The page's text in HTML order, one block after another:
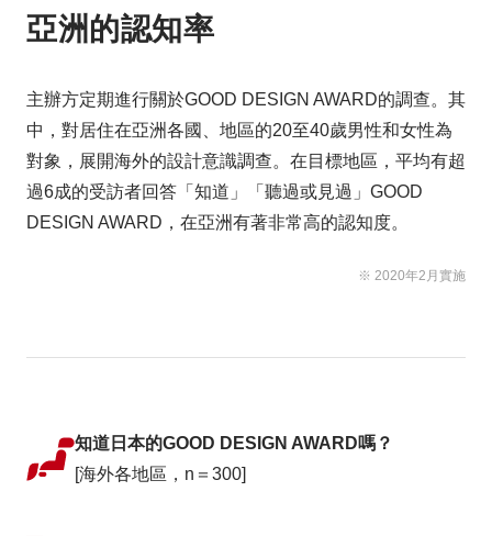
亞洲的認知率
主辦方定期進行關於GOOD DESIGN AWARD的調查。其
中，對居住在亞洲各國、地區的20至40歲男性和女性為
對象，展開海外的設計意識調查。在目標地區，平均有超
過6成的受訪者回答「知道」「聽過或見過」GOOD
DESIGN AWARD，在亞洲有著非常高的認知度。
※ 2020年2月實施
知道日本的GOOD DESIGN AWARD嗎？
[海外各地區，n＝300]